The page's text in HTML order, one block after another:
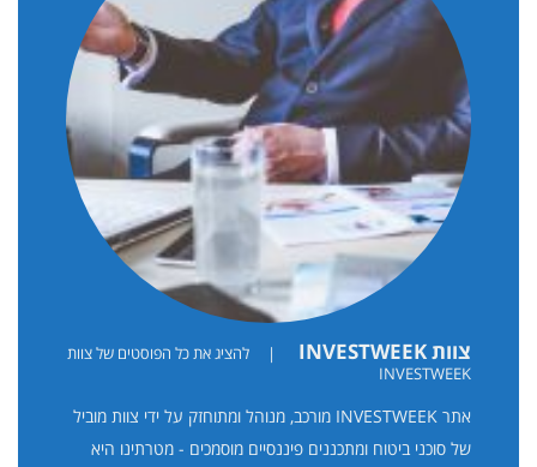
צוות INVESTWEEK |
להציג את כל הפוסטים של צוות
INVESTWEEK
אתר INVESTWEEK מורכב, מנוהל ומתוחזק על ידי צוות מוביל
של סוכני ביטוח ומתכננים פיננסיים מוסמכים - מטרתינו היא